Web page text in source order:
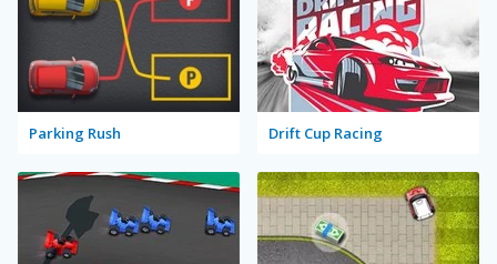
Parking Rush Drift Cup Racing